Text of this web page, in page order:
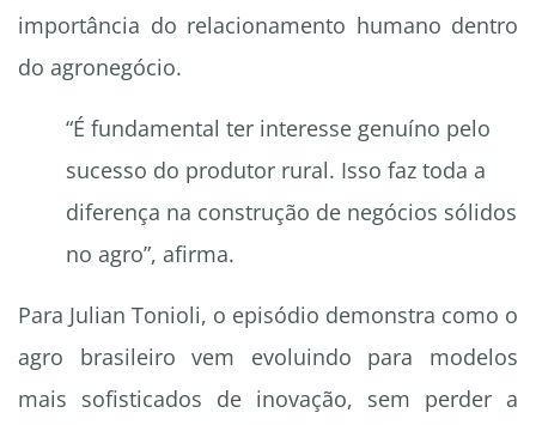
importância do relacionamento humano dentro
do agronegócio.
“É fundamental ter interesse genuíno pelo
sucesso do produtor rural. Isso faz toda a
diferença na construção de negócios sólidos
no agro”, afirma.
Para Julian Tonioli, o episódio demonstra como o
agro brasileiro vem evoluindo para modelos
mais sofisticados de inovação, sem perder a